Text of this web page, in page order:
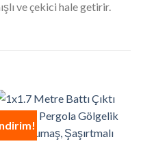
ve çekici hale getirir.